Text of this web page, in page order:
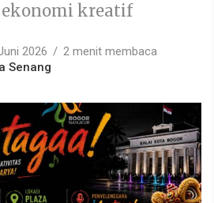
kreatif
2026
2 menit membaca
Senang